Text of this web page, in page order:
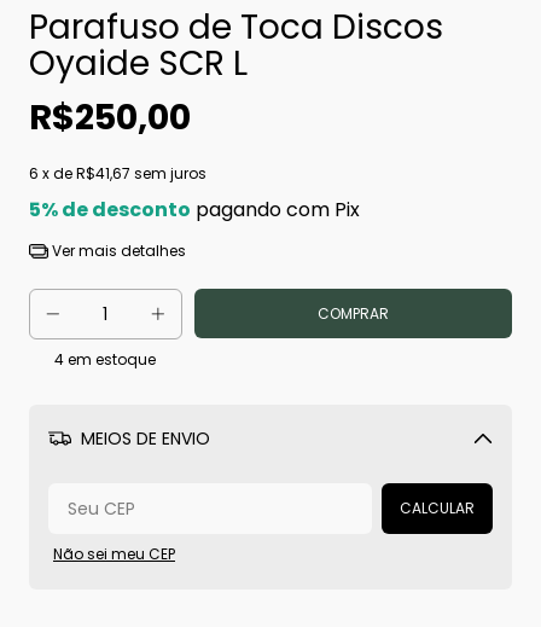
Parafuso de Toca Discos
Oyaide SCR L
R$250,00
6 x deR$41,67 sem juros
5% de desconto pagando com Pix
Ver mais detalhes
4em estoque
MEIOS DE ENVIO
Alterar CEP
CALCULAR
Não sei meu CEP